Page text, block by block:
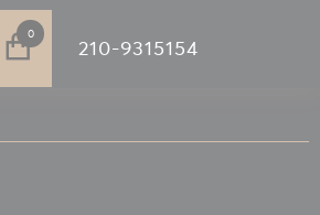
0στοιχεία
210-9315154